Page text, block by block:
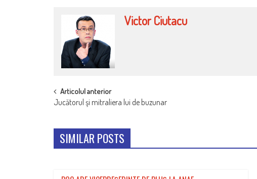
Victor Ciutacu
POST
NAVIGATION
Articolul anterior
Jucătorul şi mitraliera lui de buzunar
SIMILAR POSTS